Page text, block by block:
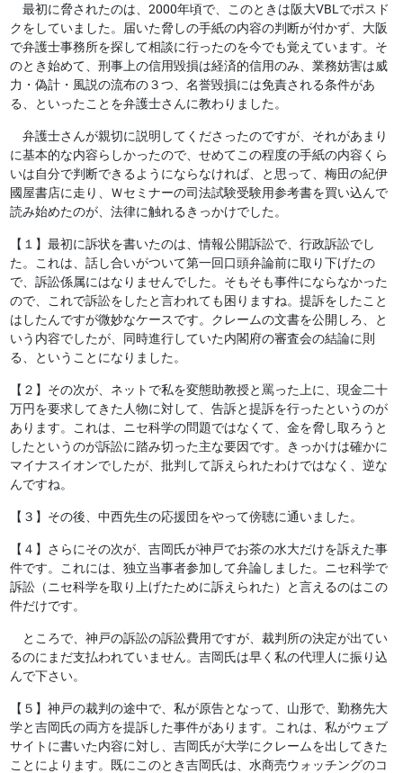
最初に脅されたのは、2000年頃で、このときは阪大VBLでポスド
クをしていました。届いた脅しの手紙の内容の判断が付かず、大阪
で弁護士事務所を探して相談に行ったのを今でも覚えています。そ
のとき始めて、刑事上の信用毀損は経済的信用のみ、業務妨害は威
力・偽計・風説の流布の３つ、名誉毀損には免責される条件があ
る、といったことを弁護士さんに教わりました。
弁護士さんが親切に説明してくださったのですが、それがあまり
に基本的な内容らしかったので、せめてこの程度の手紙の内容くら
いは自分で判断できるようにならなければ、と思って、梅田の紀伊
國屋書店に走り、Ｗセミナーの司法試験受験用参考書を買い込んで
読み始めたのが、法律に触れるきっかけでした。
【１】最初に訴状を書いたのは、情報公開訴訟で、行政訴訟でし
た。これは、話し合いがついて第一回口頭弁論前に取り下げたの
で、訴訟係属にはなりませんでした。そもそも事件にならなかった
ので、これで訴訟をしたと言われても困りますね。提訴をしたこと
はしたんですが微妙なケースです。クレームの文書を公開しろ、と
いう内容でしたが、同時進行していた内閣府の審査会の結論に則
る、ということになりました。
【２】その次が、ネットで私を変態助教授と罵った上に、現金二十
万円を要求してきた人物に対して、告訴と提訴を行ったというのが
あります。これは、ニセ科学の問題ではなくて、金を脅し取ろうと
したというのが訴訟に踏み切った主な要因です。きっかけは確かに
マイナスイオンでしたが、批判して訴えられたわけではなく、逆な
んですね。
【３】その後、中西先生の応援団をやって傍聴に通いました。
【４】さらにその次が、吉岡氏が神戸でお茶の水大だけを訴えた事
件です。これには、独立当事者参加して弁論しました。ニセ科学で
訴訟（ニセ科学を取り上げたために訴えられた）と言えるのはこの
件だけです。
ところで、神戸の訴訟の訴訟費用ですが、裁判所の決定が出てい
るのにまだ支払われていません。吉岡氏は早く私の代理人に振り込
んで下さい。
【５】神戸の裁判の途中で、私が原告となって、山形で、勤務先大
学と吉岡氏の両方を提訴した事件があります。これは、私がウェブ
サイトに書いた内容に対し、吉岡氏が大学にクレームを出してきた
ことによります。既にこのとき吉岡氏は、水商売ウォッチングのコ